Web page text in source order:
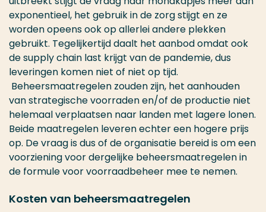
exponentieel, het gebruik in de zorg stijgt en ze
worden opeens ook op allerlei andere plekken
gebruikt. Tegelijkertijd daalt het aanbod omdat ook
de supply chain last krijgt van de pandemie, dus
leveringen komen niet of niet op tijd.
Beheersmaatregelen zouden zijn, het aanhouden
van strategische voorraden en/of de productie niet
helemaal verplaatsen naar landen met lagere lonen.
Beide maatregelen leveren echter een hogere prijs
op. De vraag is dus of de organisatie bereid is om een
voorziening voor dergelijke beheersmaatregelen in
de formule voor voorraadbeheer mee te nemen.
Kosten van beheersmaatregelen